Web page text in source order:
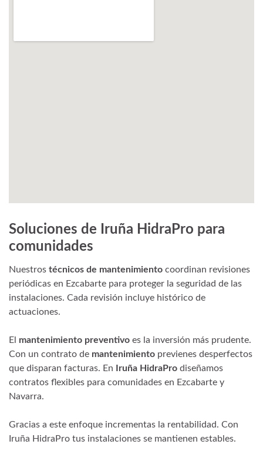
Soluciones de Iruña HidraPro para
comunidades
Nuestros técnicos de mantenimiento coordinan revisiones
periódicas en Ezcabarte para proteger la seguridad de las
instalaciones. Cada revisión incluye histórico de
actuaciones.
El mantenimiento preventivo es la inversión más prudente.
Con un contrato de mantenimiento previenes desperfectos
que disparan facturas. En
Iruña HidraPro diseñamos
contratos flexibles para comunidades en Ezcabarte y
Navarra.
Gracias a este enfoque incrementas la rentabilidad. Con
Iruña HidraPro tus instalaciones se mantienen estables.